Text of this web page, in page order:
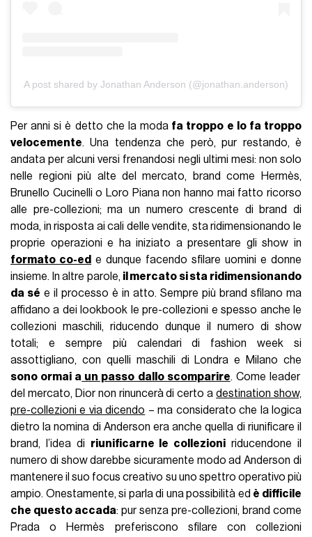
A post shared by Jonathan Anderson (@jonathan.anderson)
Per anni si è detto che la moda fa troppo e lo fa troppo
velocemente. Una tendenza che però, pur restando, è
andata per alcuni versi frenandosi negli ultimi mesi: non solo
nelle regioni più alte del mercato, brand come Hermès,
Brunello Cucinelli o Loro Piana non hanno mai fatto ricorso
alle pre-collezioni; ma un numero crescente di brand di
moda, in risposta ai cali delle vendite, sta ridimensionando le
proprie operazioni e ha iniziato a presentare gli show in
formato co-ed e dunque facendo sfilare uomini e donne
insieme. In altre parole, il mercato si sta ridimensionando
da sé e il processo è in atto. Sempre più brand sfilano ma
affidano a dei lookbook le pre-collezioni e spesso anche le
collezioni maschili, riducendo dunque il numero di show
totali; e sempre più calendari di fashion week si
assottigliano, con quelli maschili di Londra e Milano che
sono ormai a un passo dallo scomparire. Come leader
del mercato, Dior non rinuncerà di certo adestination show,
pre-collezioni e via dicendo – ma considerato che la logica
dietro la nomina di Anderson era anche quella di riunificare il
brand, l’idea di riunificarne le collezioni riducendone il
numero di show darebbe sicuramente modo ad Anderson di
mantenere il suo focus creativo su uno spettro operativo più
ampio. Onestamente, si parla di una possibilità ed è difficile
che questo accada: pur senza pre-collezioni, brand come
Prada o Hermès preferiscono sfilare con collezioni